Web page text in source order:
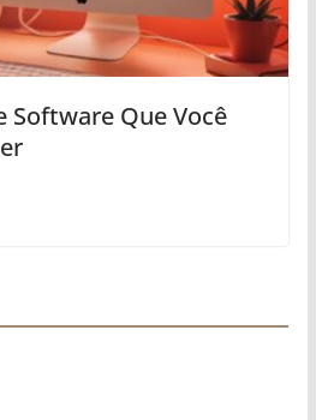
Software Que Você